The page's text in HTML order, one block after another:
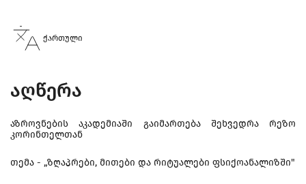
ქართული
აღწერა
აზროვნების აკადემიაში გაიმართება შეხვედრა რეზო
კორინთელთან
თემა - „ზღაპრები, მითები და რიტუალები ფსიქოანალიზში"